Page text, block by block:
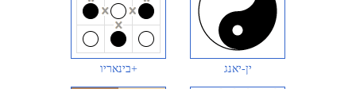
בינאריו+ ין-יאנג